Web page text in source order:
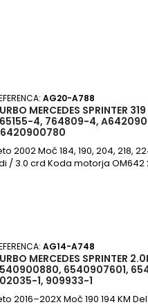
AG20-A788
MERCEDES SPRINTER
4, 764809-4,
2002 Moč 184, 190, 204, 218,
/ 3.0 crd Koda motorja
AG14-A748
MERCEDES SPRINTER
6540907601,
1, 909933-1
2016–202X Moč 190 194 KM